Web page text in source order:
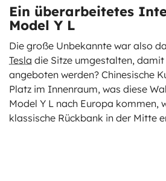
Ein überarbeitetes
Model Y L
Die große Unbekannte war also
Tesla die Sitze umgestalten,
angeboten werden? Chinesische
Platz im Innenraum, was diese
Model Y L nach Europa kommen,
klassische Rückbank in der Mitte